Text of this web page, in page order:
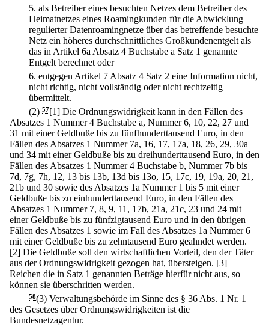
5. als Betreiber eines besuchten Netzes dem Betreiber des
Heimatnetzes eines Roamingkunden für die Abwicklung
regulierter Datenroamingnetze über das betreffende besuchte
Netz ein höheres durchschnittliches Großkundenentgelt als
das in Artikel 6a Absatz 4 Buchstabe a Satz 1 genannte
Entgelt berechnet oder
6. entgegen Artikel 7 Absatz 4 Satz 2 eine Information nicht,
nicht richtig, nicht vollständig oder nicht rechtzeitig
übermittelt.
(2) 57[1] Die Ordnungswidrigkeit kann in den Fällen des
Absatzes 1 Nummer 4 Buchstabe a, Nummer 6, 10, 22, 27 und
31 mit einer Geldbuße bis zu fünfhunderttausend Euro, in den
Fällen des Absatzes 1 Nummer 7a, 16, 17, 17a, 18, 26, 29, 30a
und 34 mit einer Geldbuße bis zu dreihunderttausend Euro, in den
Fällen des Absatzes 1 Nummer 4 Buchstabe b, Nummer 7b bis
7d, 7g, 7h, 12, 13 bis 13b, 13d bis 13o, 15, 17c, 19, 19a, 20, 21,
21b und 30 sowie des Absatzes 1a Nummer 1 bis 5 mit einer
Geldbuße bis zu einhunderttausend Euro, in den Fällen des
Absatzes 1 Nummer 7, 8, 9, 11, 17b, 21a, 21c, 23 und 24 mit
einer Geldbuße bis zu fünfzigtausend Euro und in den übrigen
Fällen des Absatzes 1 sowie im Fall des Absatzes 1a Nummer 6
mit einer Geldbuße bis zu zehntausend Euro geahndet werden.
[2] Die Geldbuße soll den wirtschaftlichen Vorteil, den der Täter
aus der Ordnungswidrigkeit gezogen hat, übersteigen. [3]
Reichen die in Satz 1 genannten Beträge hierfür nicht aus, so
können sie überschritten werden.
58(3) Verwaltungsbehörde im Sinne des § 36 Abs. 1 Nr. 1
des Gesetzes über Ordnungswidrigkeiten ist die
Bundesnetzagentur.